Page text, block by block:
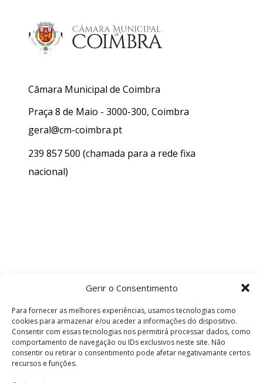
Gerir o Consentimento
Para fornecer as melhores experiências, usamos tecnologias como
cookies para armazenar e/ou aceder a informações do dispositivo.
Consentir com essas tecnologias nos permitirá processar dados, como
comportamento de navegação ou IDs exclusivos neste site. Não
consentir ou retirar o consentimento pode afetar negativamante certos
recursos e funções.
Câmara Municipal de Coimbra
Praça 8 de Maio - 3000-300, Coimbra
geral@cm-coimbra.pt
239 857 500 (chamada para a rede fixa
nacional)